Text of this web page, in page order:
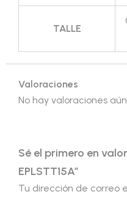
TALLE
Valoraciones
No hay valoraciones
Sé el primero en
EPLSTT15A”
Tu dirección de correo